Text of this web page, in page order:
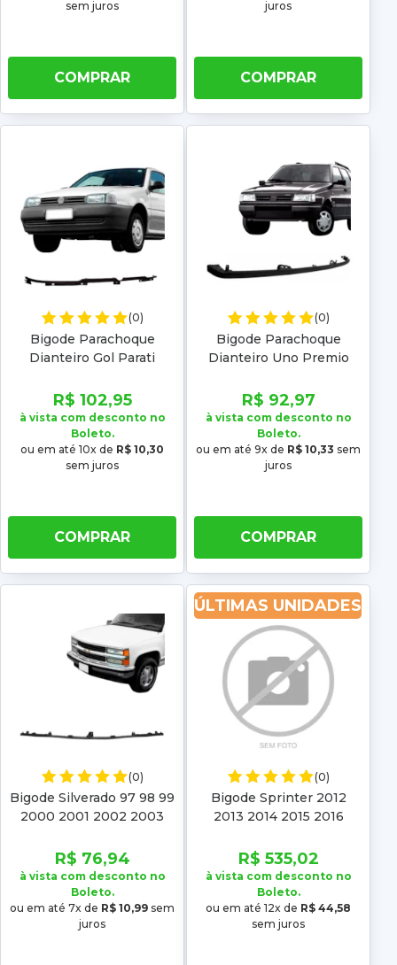
sem juros
COMPRAR
juros
COMPRAR
(0)
Bigode Parachoque
Dianteiro Gol Parati
99
R$ 102,95
à vista com desconto no
Boleto.
ou em até 10x de R$ 10,30
sem juros
COMPRAR
(0)
Bigode Parachoque
Dianteiro Uno Premio
R$ 92,97
à vista com desconto no
Boleto.
ou em até 9x de R$ 10,33 sem
juros
COMPRAR
(0)
Bigode Silverado 97 98 99
2000 2001 2002 2003
R$ 76,94
à vista com desconto no
Boleto.
ou em até 7x de R$ 10,99 sem
juros
ÚLTIMAS UNIDADES
(0)
Bigode Sprinter 2012
2013 2014 2015 2016
R$ 535,02
à vista com desconto no
Boleto.
ou em até 12x de R$ 44,58
sem juros